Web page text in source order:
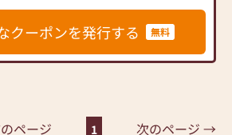
う側
板が
してお
クーポンを発行する 無料
ページ 1 次のページ →